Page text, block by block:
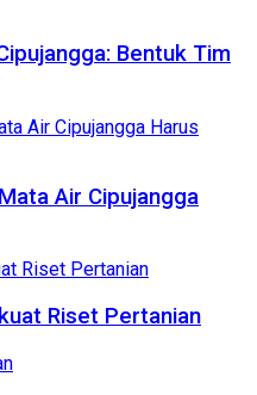
Bentuk Tim
Air Cipujangga
Riset Pertanian